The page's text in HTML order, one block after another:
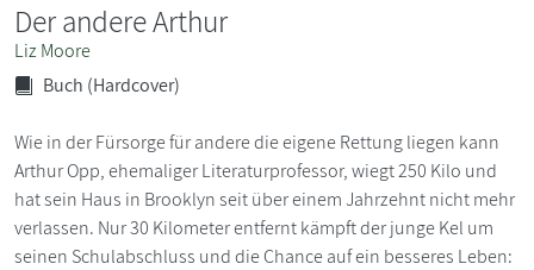
Der andere Arthur
Liz Moore
Buch (Hardcover)
Wie in der Fürsorge für andere die eigene Rettung liegen kann
Arthur Opp, ehemaliger Literaturprofessor, wiegt 250 Kilo und
hat sein Haus in Brooklyn seit über einem Jahrzehnt nicht mehr
verlassen. Nur 30 Kilometer entfernt kämpft der junge Kel um
seinen Schulabschluss und die Chance auf ein besseres Leben: